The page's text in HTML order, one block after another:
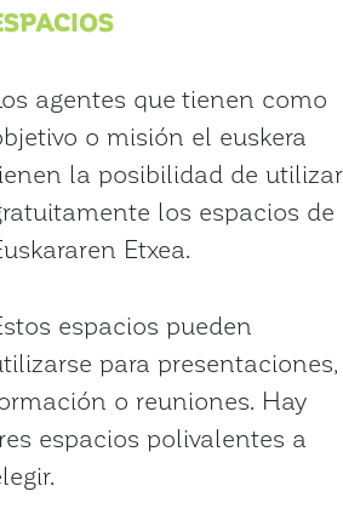
agentes que tienen como
o misión el euskera
la posibilidad de utilizar
los espacios de
Etxea.
espacios pueden
para presentaciones,
o reuniones. Hay
espacios polivalentes a